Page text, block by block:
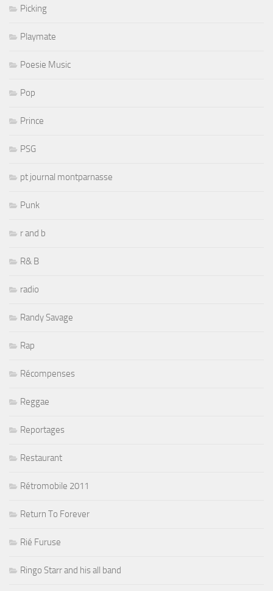
Picking
Playmate
Poesie Music
Pop
Prince
PSG
pt journal montparnasse
Punk
r and b
R& B
radio
Randy Savage
Rap
Récompenses
Reggae
Reportages
Restaurant
Rétromobile 2011
Return To Forever
Rié Furuse
Ringo Starr and his all band